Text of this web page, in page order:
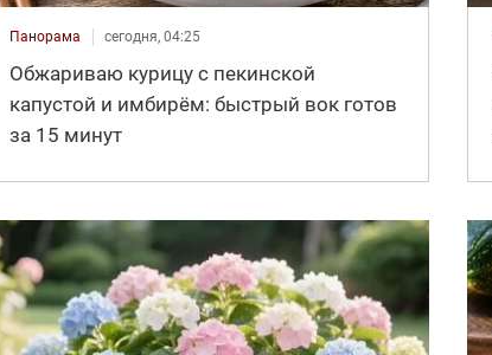
Панорама сегодня, 04:25
Обжариваю курицу с пекинской
капустой и имбирём: быстрый вок готов
за 15 минут